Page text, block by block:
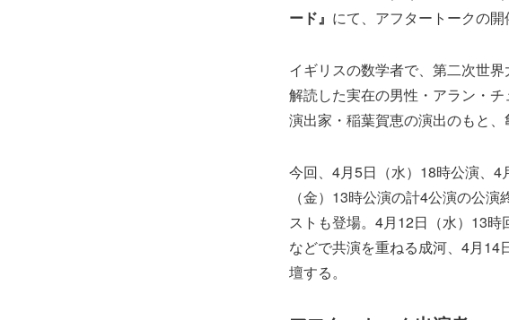
ード』 にて、アフタートークの開
イギリスの数学者で、第二次世
解読した実在の男性・アラン・
演出家・稲葉賀恵の演出のもと
今回、4月5日（水）18時公演、
（金）13時公演の計4公演の公
ストも登場。4月12日（水）13時
などで共演を重ねる成河、4月14
壇する。